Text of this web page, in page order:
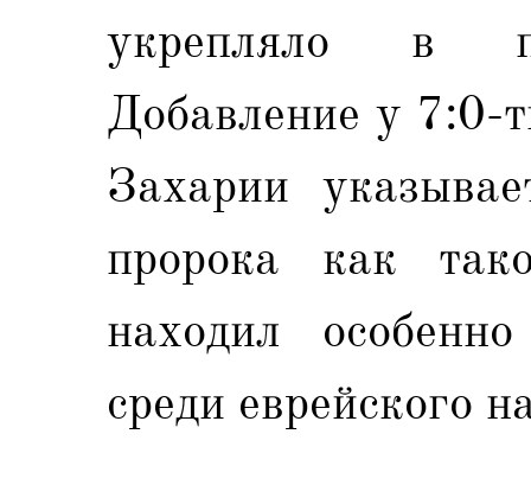
укрепляло в
Добавление у 7:0-
Захарии
пророка как
находил
среди еврейского